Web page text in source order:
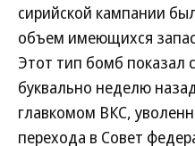
сирийской кампании
объем имеющихся
Этот тип бомб показал
буквально неделю
главкомом ВКС,
перехода в Совет